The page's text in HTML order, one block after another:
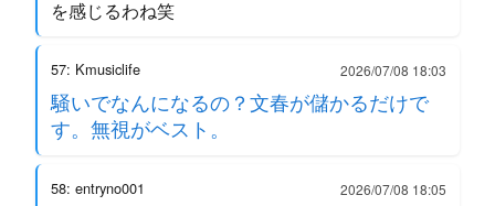
を感じるわね笑
57: Kmusiclife 2026/07/08 18:03
騒いでなんになるの？文春が儲かるだけで
す。無視がベスト。
58: entryno001 2026/07/08 18:05